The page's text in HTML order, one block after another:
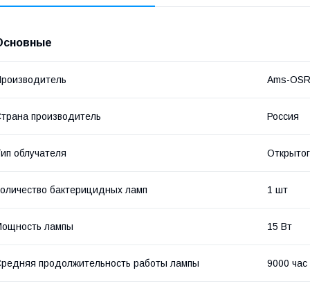
Ams-
производитель Россия
облучателя
бактерицидных ламп 1 шт
лампы 15 Вт
продолжительность работы лампы 9000 час